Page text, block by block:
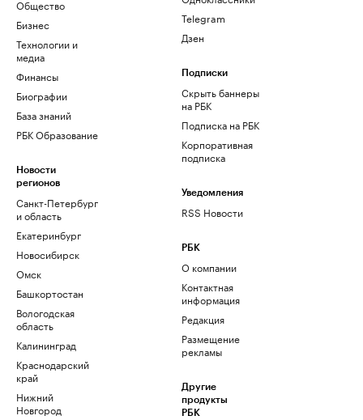
Общество
Бизнес
Технологии и
медиа
Финансы
Биографии
База знаний
РБК Образование
Новости
регионов
Санкт-Петербург
и область
Екатеринбург
Новосибирск
Омск
Башкортостан
Вологодская
область
Калининград
Краснодарский
край
Нижний
Новгород
Telegram
Дзен
Подписки
Скрыть баннеры
на РБК
Подписка на РБК
Корпоративная
подписка
Уведомления
RSS Новости
РБК
О компании
Контактная
информация
Редакция
Размещение
рекламы
Другие
продукты
РБК